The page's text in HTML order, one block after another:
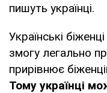
пишуть українці.
Українські
змогу легально
прирівнює
Тому українці